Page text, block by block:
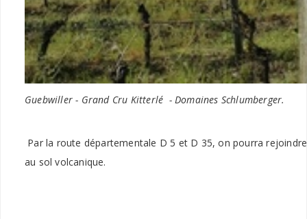
Guebwiller - Grand Cru Kitterlé - Domaines Schlumberger.
Par la route départementale D 5 et D 35, on pourra
au sol volcanique.